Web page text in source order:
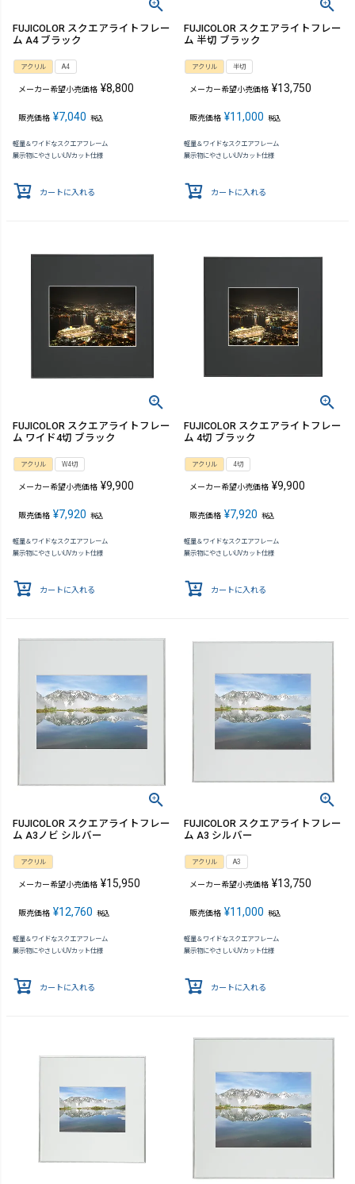
FUJICOLOR スクエアライトフレー
ム A4 ブラック
アクリル A4
メーカー希望小売価格 ¥8,800
販売価格 ¥7,040 税込
軽量＆ワイドなスクエアフレーム
展示物にやさしいUVカット仕様
カートに入れる
FUJICOLOR スクエアライトフレー
ム 半切 ブラック
アクリル 半切
メーカー希望小売価格 ¥13,750
販売価格 ¥11,000 税込
軽量＆ワイドなスクエアフレーム
展示物にやさしいUVカット仕様
カートに入れる
FUJICOLOR スクエアライトフレー
ム ワイド4切 ブラック
アクリル W4切
メーカー希望小売価格 ¥9,900
販売価格 ¥7,920 税込
軽量＆ワイドなスクエアフレーム
展示物にやさしいUVカット仕様
カートに入れる
FUJICOLOR スクエアライトフレー
ム 4切 ブラック
アクリル 4切
メーカー希望小売価格 ¥9,900
販売価格 ¥7,920 税込
軽量＆ワイドなスクエアフレーム
展示物にやさしいUVカット仕様
カートに入れる
FUJICOLOR スクエアライトフレー
ム A3ノビ シルバー
アクリル
メーカー希望小売価格 ¥15,950
販売価格 ¥12,760 税込
軽量＆ワイドなスクエアフレーム
展示物にやさしいUVカット仕様
カートに入れる
FUJICOLOR スクエアライトフレー
ム A3 シルバー
アクリル A3
メーカー希望小売価格 ¥13,750
販売価格 ¥11,000 税込
軽量＆ワイドなスクエアフレーム
展示物にやさしいUVカット仕様
カートに入れる